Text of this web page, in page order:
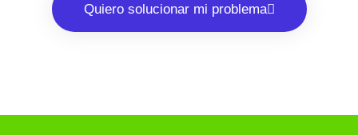
Quiero solucionar mi problema